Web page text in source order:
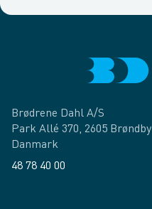
Brødrene Dahl A/S
Park Allé 370, 2605 Brøndby
Danmark
48 78 40 00